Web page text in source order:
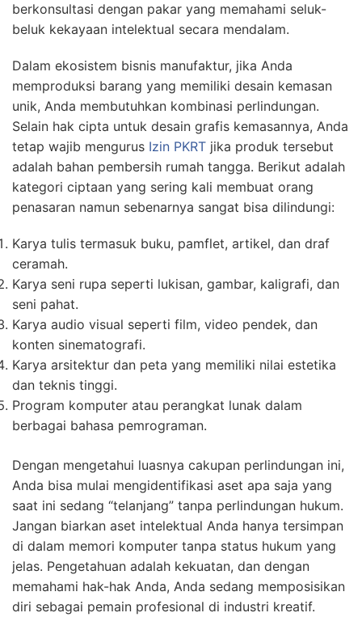
berkonsultasi dengan pakar yang memahami seluk-
beluk kekayaan intelektual secara mendalam.
Dalam ekosistem bisnis manufaktur, jika Anda
memproduksi barang yang memiliki desain kemasan
unik, Anda membutuhkan kombinasi perlindungan.
Selain hak cipta untuk desain grafis kemasannya, Anda
tetap wajib mengurus Izin PKRT jika produk tersebut
adalah bahan pembersih rumah tangga. Berikut adalah
kategori ciptaan yang sering kali membuat orang
penasaran namun sebenarnya sangat bisa dilindungi:
Karya tulis termasuk buku, pamflet, artikel, dan draf
ceramah.
Karya seni rupa seperti lukisan, gambar, kaligrafi, dan
seni pahat.
Karya audio visual seperti film, video pendek, dan
konten sinematografi.
Karya arsitektur dan peta yang memiliki nilai estetika
dan teknis tinggi.
Program komputer atau perangkat lunak dalam
berbagai bahasa pemrograman.
Dengan mengetahui luasnya cakupan perlindungan ini,
Anda bisa mulai mengidentifikasi aset apa saja yang
saat ini sedang “telanjang” tanpa perlindungan hukum.
Jangan biarkan aset intelektual Anda hanya tersimpan
di dalam memori komputer tanpa status hukum yang
jelas. Pengetahuan adalah kekuatan, dan dengan
memahami hak-hak Anda, Anda sedang memposisikan
diri sebagai pemain profesional di industri kreatif.